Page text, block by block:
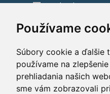
Používame
Súbory cookie a ďalšie
používame na
prehliadania našich
sme vám zobrazovali
Facebook